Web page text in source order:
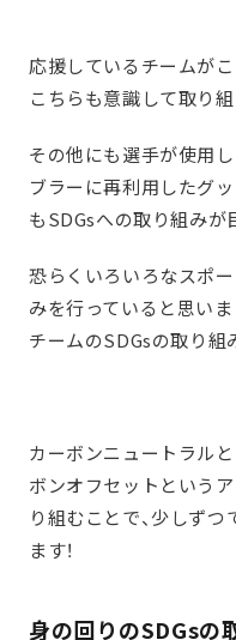
応援しているチームが
こちらも意識して取り組
その他にも選手が使用
ブラーに再利用したグ
もSDGsへの取り組みが
恐らくいろいろなスポ
みを行っていると思い
チームのSDGsの取り組
カーボンニュートラル
ボンオフセットという
り組むことで、少しず
ます！
身の回りのSDGsの